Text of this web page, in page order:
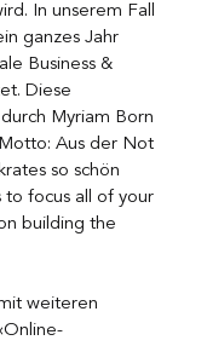
In unserem Fall
ganzes Jahr
Business &
Diese
Myriam Born
Aus der Not
so schön
to focus all of your
building the
weiteren